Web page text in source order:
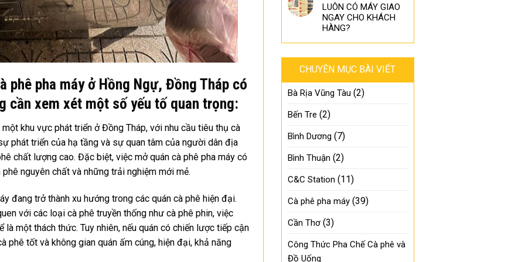
phê pha máy ở Hồng Ngự, Đồng Tháp có
cần xem xét một số yếu tố quan trọng:
khu vực phát triển ở Đồng Tháp, với nhu cầu tiêu thụ cà
phát triển của hạ tầng và sự quan tâm của người dân địa
chất lượng cao. Đặc biệt, việc mở quán cà phê pha máy có
nguyên chất và những trải nghiệm mới mẻ.
đang trở thành xu hướng trong các quán cà phê hiện đại.
với các loại cà phê truyền thống như cà phê phin, việc
là một thách thức. Tuy nhiên, nếu quán có chiến lược tiếp cận
phê tốt và không gian quán ấm cúng, hiện đại, khả năng
LUÔN CÓ MÁY GIAO
NGAY CHO KHÁCH
HÀNG?
CHUYÊN MỤC BÀI VIẾT
Bà Rịa Vũng Tàu (2)
Bến Tre (2)
Bình Dương (7)
Bình Thuận (2)
C&C Station (11)
Cà phê pha máy (39)
Cần Thơ (3)
Công Thức Pha Chế Cà phê và
Đồ Uống